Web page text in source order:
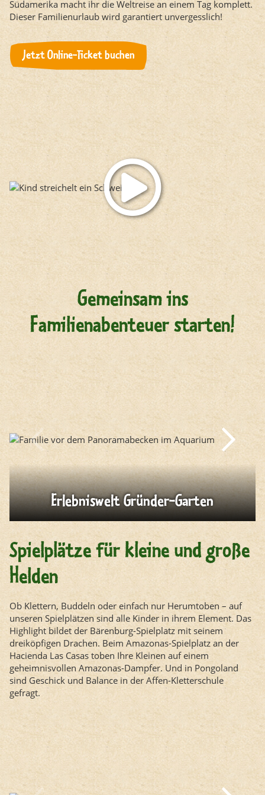
Südamerika macht ihr die Weltreise an einem Tag komplett.
Dieser Familienurlaub wird garantiert unvergesslich!
Jetzt Online-Ticket buchen
Gemeinsam ins
Familienabenteuer starten!
Erlebniswelt Gründer-Garten
Spielplätze für kleine und große
Helden
Ob Klettern, Buddeln oder einfach nur Herumtoben – auf
unseren Spielplätzen sind alle Kinder in ihrem Element. Das
Highlight bildet der Bärenburg-Spielplatz mit seinem
dreiköpfigen Drachen. Beim Amazonas-Spielplatz an der
Hacienda Las Casas toben Ihre Kleinen auf einem
geheimnisvollen Amazonas-Dampfer. Und in Pongoland
sind Geschick und Balance in der Affen-Kletterschule
gefragt.